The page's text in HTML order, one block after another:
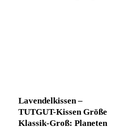
Lavendelkissen –
TUTGUT-Kissen Größe
Klassik-Groß: Planeten